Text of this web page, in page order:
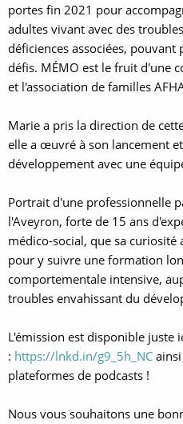
portes fin 2021 pour
adultes vivant avec des
déficiences associées,
défis. MÉMO est le fruit d'une
et l'association de familles
Marie a pris la direction de
elle a œuvré à son lancement
développement avec une
Portrait d'une professionnelle
l'Aveyron, forte de 15 ans
médico-social, que sa curiosité
pour y suivre une formation
comportementale intensive,
troubles envahissant du
L'émission est disponible juste
: https://lnkd.in/g9_5h_NC
plateformes de podcasts !
Nous vous souhaitons une